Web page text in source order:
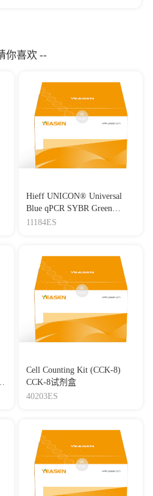
你喜欢 --
Hieff UNICON® Universal
Blue qPCR SYBR Green
Master Mix
11184ES
Cell Counting Kit (CCK-8)
CCK-8试剂盒
40203ES